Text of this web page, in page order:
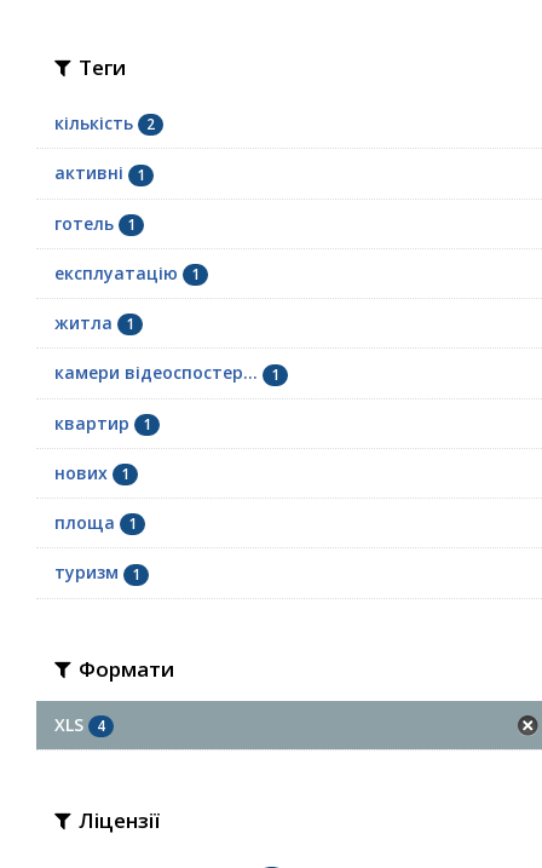
Теги
кількість 2
активні 1
готель 1
експлуатацію 1
житла 1
камери відеоспостер... 1
квартир 1
нових 1
площа 1
туризм 1
Формати
XLS 4
Ліцензії